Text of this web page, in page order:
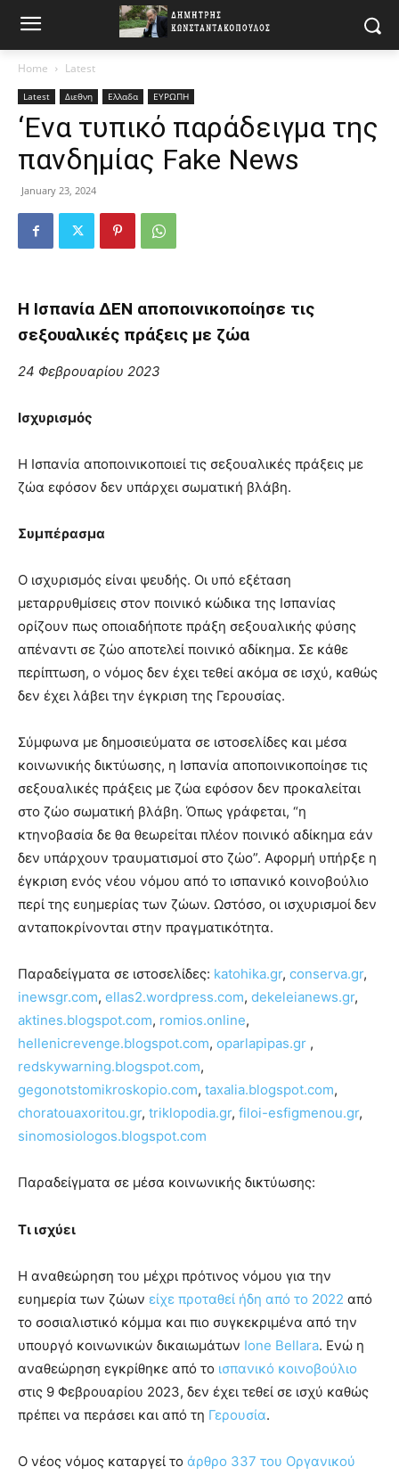
Home Latest
Latest Διεθνη Ελλαδα ΕΥΡΩΠΗ
‘Ενα τυπικό παράδειγμα της
πανδημίας Fake News
January 23, 2024
Η Ισπανία ΔΕΝ αποποινικοποίησε τις
σεξουαλικές πράξεις με ζώα
24 Φεβρουαρίου 2023
Ισχυρισμός
Η Ισπανία αποποινικοποιεί τις σεξουαλικές πράξεις με
ζώα εφόσον δεν υπάρχει σωματική βλάβη.
Συμπέρασμα
Ο ισχυρισμός είναι ψευδής. Οι υπό εξέταση
μεταρρυθμίσεις στον ποινικό κώδικα της Ισπανίας
ορίζουν πως οποιαδήποτε πράξη σεξουαλικής φύσης
απέναντι σε ζώο αποτελεί ποινικό αδίκημα. Σε κάθε
περίπτωση, ο νόμος δεν έχει τεθεί ακόμα σε ισχύ, καθώς
δεν έχει λάβει την έγκριση της Γερουσίας.
Σύμφωνα με δημοσιεύματα σε ιστοσελίδες και μέσα
κοινωνικής δικτύωσης, η Ισπανία αποποινικοποίησε τις
σεξουαλικές πράξεις με ζώα εφόσον δεν προκαλείται
στο ζώο σωματική βλάβη. Όπως γράφεται, “η
κτηνοβασία δε θα θεωρείται πλέον ποινικό αδίκημα εάν
δεν υπάρχουν τραυματισμοί στο ζώο”. Αφορμή υπήρξε η
έγκριση ενός νέου νόμου από το ισπανικό κοινοβούλιο
περί της ευημερίας των ζώων. Ωστόσο, οι ισχυρισμοί δεν
ανταποκρίνονται στην πραγματικότητα.
Παραδείγματα σε ιστοσελίδες: katohika.gr, conserva.gr,
inewsgr.com, ellas2.wordpress.com, dekeleianews.gr,
aktines.blogspot.com, romios.online,
hellenicrevenge.blogspot.com, oparlapipas.gr ,
redskywarning.blogspot.com,
gegonotstomikroskopio.com, taxalia.blogspot.com,
choratouaxoritou.gr, triklopodia.gr, filoi-esfigmenou.gr,
sinomosiologos.blogspot.com
Παραδείγματα σε μέσα κοινωνικής δικτύωσης:
Τι ισχύει
Η αναθεώρηση του μέχρι πρότινος νόμου για την
ευημερία των ζώων είχε προταθεί ήδη από το 2022 από
το σοσιαλιστικό κόμμα και πιο συγκεκριμένα από την
υπουργό κοινωνικών δικαιωμάτων Ione Bellara. Ενώ η
αναθεώρηση εγκρίθηκε από το ισπανικό κοινοβούλιο
στις 9 Φεβρουαρίου 2023, δεν έχει τεθεί σε ισχύ καθώς
πρέπει να περάσει και από τη Γερουσία.
Ο νέος νόμος καταργεί το άρθρο 337 του Οργανικού